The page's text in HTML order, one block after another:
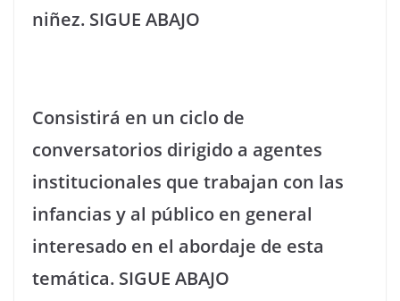
niñez. SIGUE ABAJO
Consistirá en un ciclo de
conversatorios dirigido a agentes
institucionales que trabajan con las
infancias y al público en general
interesado en el abordaje de esta
temática. SIGUE ABAJO